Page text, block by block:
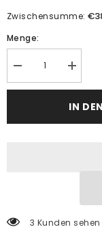
Zwischensumme:
Menge:
Menge
verringern
für
Menge
erhöhen
für
nach
IN
3 Kunden